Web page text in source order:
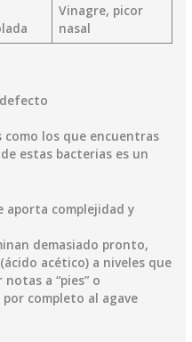
Vinagre, picor
nasal
como los que encuentras
estas bacterias es un
complejidad y
demasiado pronto,
acético) a niveles que
a “pies” o
completo al agave